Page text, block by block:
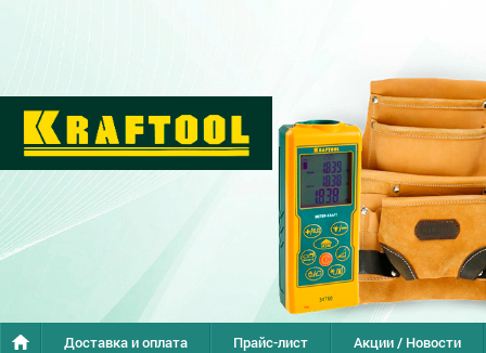
Доставка и оплата Прайс-лист
Акции / Новости